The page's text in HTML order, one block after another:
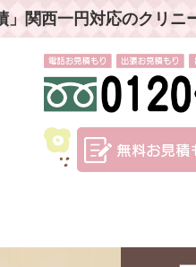
」関西一円対応のクリニ